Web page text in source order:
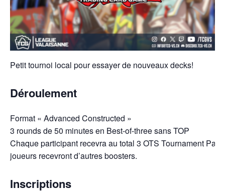
Petit tournoi local pour essayer de nouveaux decks!
Déroulement
Format « Advanced Constructed »
3 rounds de 50 minutes en Best-of-three sans TOP
Chaque participant recevra au total 3 OTS Tournament
joueurs recevront d’autres boosters.
Inscriptions